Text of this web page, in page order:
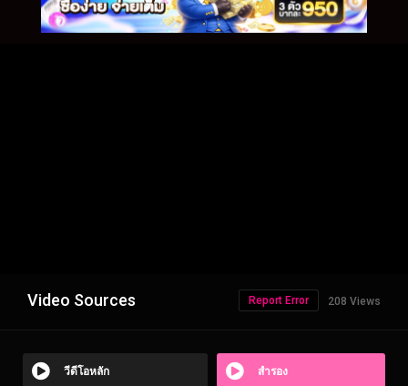
Video Sources 208 Views
Report Error
วีดีโอหลัก สำรอง